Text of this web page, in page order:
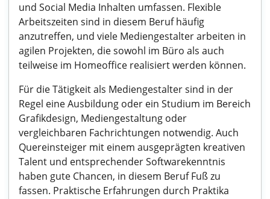
und Social Media Inhalten umfassen. Flexible
Arbeitszeiten sind in diesem Beruf häufig
anzutreffen, und viele Mediengestalter arbeiten in
agilen Projekten, die sowohl im Büro als auch
teilweise im Homeoffice realisiert werden können.
Für die Tätigkeit als Mediengestalter sind in der
Regel eine Ausbildung oder ein Studium im Bereich
Grafikdesign, Mediengestaltung oder
vergleichbaren Fachrichtungen notwendig. Auch
Quereinsteiger mit einem ausgeprägten kreativen
Talent und entsprechender Softwarekenntnis
haben gute Chancen, in diesem Beruf Fuß zu
fassen. Praktische Erfahrungen durch Praktika